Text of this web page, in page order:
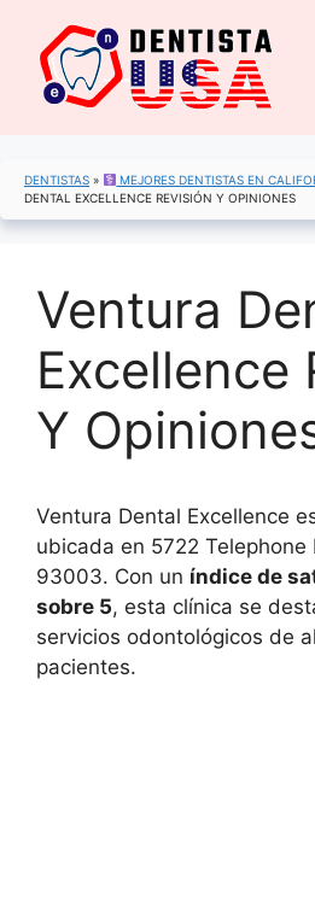
contenido
DENTISTAS » MEJORES DENTISTAS EN
DENTAL EXCELLENCE REVISIÓN Y OPINIONES
Ventura
Excellence
Y
Ventura Dental Excellence
ubicada en 5722 Telephone
93003. Con un índice de
sobre 5, esta clínica se
servicios odontológicos de
pacientes.